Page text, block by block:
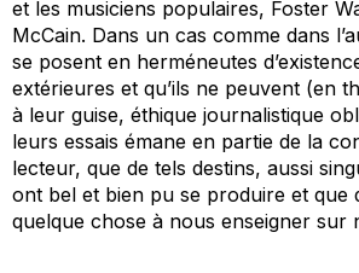
et les musiciens populaires, Foster
McCain. Dans un cas comme dans
se posent en herméneutes
extérieures et qu’ils ne peuvent (en
à leur guise, éthique journalistique
leurs essais émane en partie de la
lecteur, que de tels destins, aussi
ont bel et bien pu se produire et que
quelque chose à nous enseigner sur